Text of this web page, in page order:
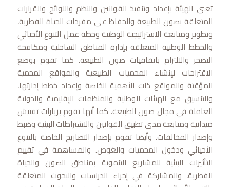
تعنى الهيئة بإعداد وتنفيذ القوانين والنظم واللوائح والقرارات
المتعلقة بصون الطبيعة والحفاظ على مفردات الحياة الفطرية،
وتطوير ومتابعة الاستراتيجية الوطنية وخطة عمل التنوع الأحيائي
والخطط الوطنية المتعلقة بإدارة المناطق الساحلية ومكافحة
التصحر والالتزام باتفاقيات صون الطبيعة. كما تقوم بوضع
الاقتراحات لإنشاء المحميات الطبيعية والمواقع المحمية
المؤقتة والمواقع ذات الأهمية الخاصة وإعداد خطط إدارتها،
والتنسيق مع الهيئات الوطنية والمنظمات الإقليمية والدولية
العاملة في مجال صون الطبيعة، كما أنها تقوم بزيارات تفتيش
ميدانية ومتابعة مدى تطبيق القوانين والاشتراطات البيئية وضبط
وإصدار المخالفات. وأيضا تقوم بإصدار التصاريح الخاصة بالتنوع
الأحيائي ودخول المحميات والغوص. والمساهمة في تقييم
التأثيرات البيئية للمشاريع التنموية بمناطق الصون والحياة
الفطرية، والمشاركة في إجراء الدراسات والبحوث المتعلقة